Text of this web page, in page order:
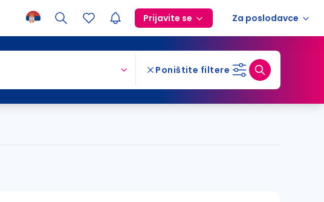
Prijavite se Za poslodavce
Poništite filtere